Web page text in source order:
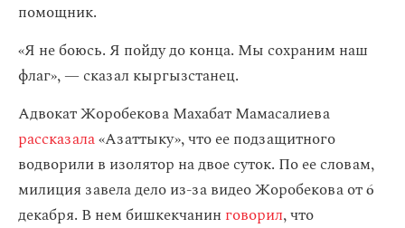
помощник.
«Я не боюсь. Я пойду до конца. Мы сохраним наш
флаг», — сказал кыргызстанец.
Адвокат Жоробекова Махабат Мамасалиева
рассказала«Азаттыку», что ее подзащитного
водворили в изолятор на двое суток. По ее словам,
милиция завела дело из-за видео Жоробекова от 6
декабря. В нем бишкекчанин говорил, что